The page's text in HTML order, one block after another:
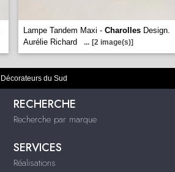
Lampe Tandem Maxi - Charolles Design.
Aurélie Richard
... [2 image(s)]
du Sud
RECHERCHE
Recherche par marque
SERVICES
Réalisations